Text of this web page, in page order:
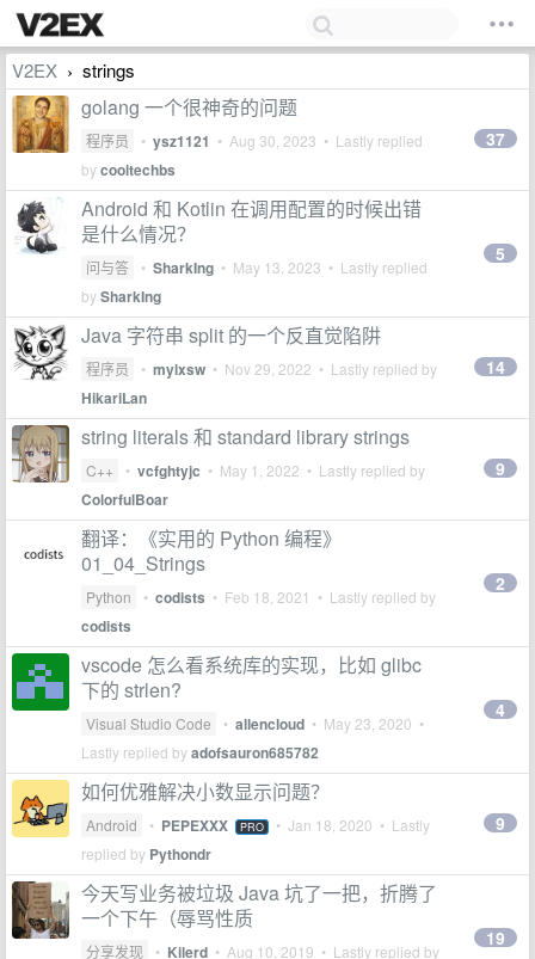
V2EX › strings
golang 一个很神奇的问题
程序员 • ysz1121 • Aug 30, 2023 • Lastly replied
bycooltechbs
37
Android 和 Kotlin 在调用配置的时候出错
是什么情况？
问与答 • SharkIng • May 13, 2023 • Lastly replied
bySharkIng
5
Java 字符串 split 的一个反直觉陷阱
程序员 • mylxsw • Nov 29, 2022 • Lastly replied by
HikariLan
14
string literals 和 standard library strings
C++ • vcfghtyjc • May 1, 2022 • Lastly replied by
ColorfulBoar
9
翻译：《实用的 Python 编程》
01_04_Strings
Python • codists • Feb 18, 2021 • Lastly replied by
codists
2
vscode 怎么看系统库的实现，比如 glibc
下的 strlen?
Visual Studio Code • allencloud • May 23, 2020 •
Lastly replied byadofsauron685782
4
如何优雅解决小数显示问题？
Android • PEPEXXX PRO • Jan 18, 2020 • Lastly
replied by Pythondr
9
今天写业务被垃圾 Java 坑了一把，折腾了
一个下午（辱骂性质
分享发现 • Kilerd • Aug 10, 2019 • Lastly replied by
19